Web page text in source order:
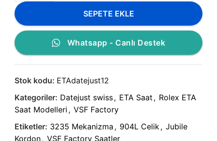
SEPETE EKLE
Whatsapp - Canlı Destek
Stok kodu: ETAdatejust12
Kategoriler: Datejust swiss, ETA Saat , Rolex ETA
Saat Modelleri , VSF Factory
Etiketler: 3235 Mekanizma , 904L Celik, Jubile
Kordon, VSF Factory Saatler